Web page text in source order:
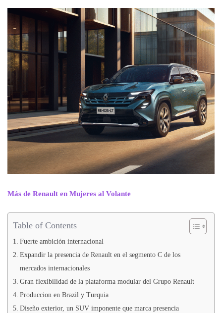
Más de Renault en Mujeres al Volante
Table of Contents
Fuerte ambición internacional
Expandir la presencia de Renault en el segmento C de los
mercados internacionales
Gran flexibilidad de la plataforma modular del Grupo Renault
Produccion en Brazil y Turquia
Diseño exterior, un SUV imponente que marca presencia